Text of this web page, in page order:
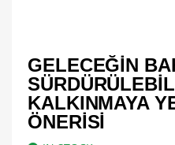
GELECEĞİN
KALKINMAYA
ÖNERISI